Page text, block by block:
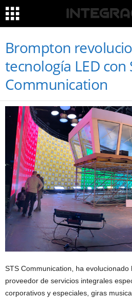
Brompton
tecnología LED con
Communication
STS Communication, ha
proveedor de servicios integrales
corporativos y especiales, giras